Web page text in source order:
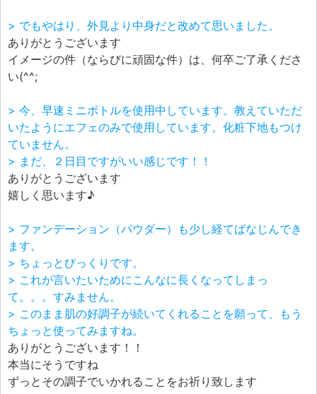
> でもやはり、外見より中身だと改めて思いました。
ありがとうございます
イメージの件（ならびに頑固な件）は、何卒ご了承くださ
い(^^;
> 今、早速ミニボトルを使用中しています。教えていただ
いたようにエフェのみで使用しています。化粧下地もつけ
ていません。
> まだ、２日目ですがいい感じです！！
ありがとうございます
嬉しく思います♪
> ファンデーション（パウダー）も少し経てばなじんでき
ます。
> ちょっとびっくりです。
> これが言いたいためにこんなに長くなってしまっ
て。。。すみません。
> このまま肌の好調子が続いてくれることを願って、もう
ちょっと使ってみますね。
ありがとうございます！！
本当にそうですね
ずっとその調子でいかれることをお祈り致します